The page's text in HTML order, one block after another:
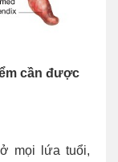
cần được
mọi lứa tuổi,